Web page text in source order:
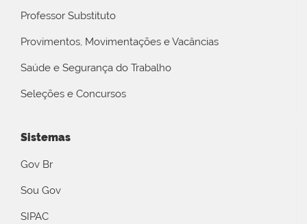
Professor Substituto
Provimentos, Movimentações e Vacâncias
Saúde e Segurança do Trabalho
Seleções e Concursos
Sistemas
Gov Br
Sou Gov
SIPAC